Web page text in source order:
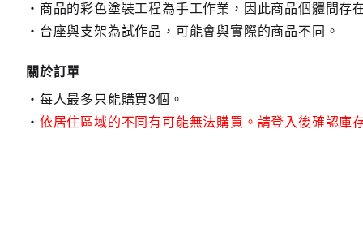
商品的彩色塗裝工程為手工作業，因此商品個體間存
台座與支架為試作品，可能會與實際的商品不同。
關於訂單
每人最多只能購買3個。
依居住區域的不同有可能無法購買。請登入後確認庫